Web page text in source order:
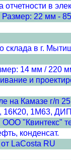
в
22 мм - 85
в г.
14 мм / 220
и
на Камазе г/п 25
16К20, 1М63,
"Квинтекс"
конденсат.
LaCosta RU